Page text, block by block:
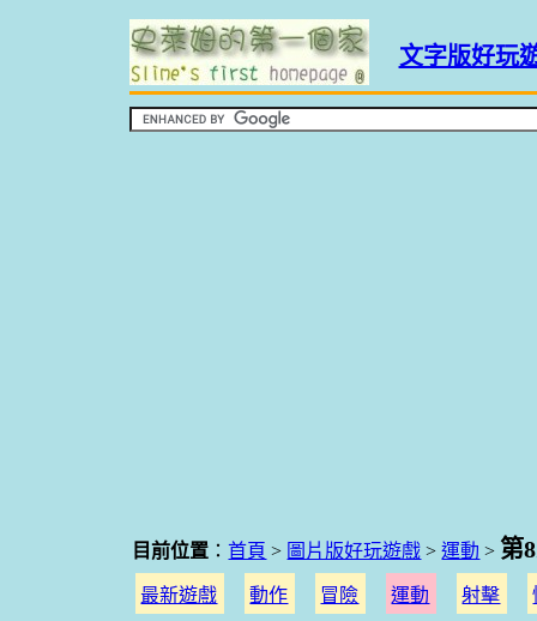
文字版好玩
目前位置 ：首頁 > 圖片版好玩遊戲 >運動 > 第
最新遊戲 動作 冒險 運動 射擊